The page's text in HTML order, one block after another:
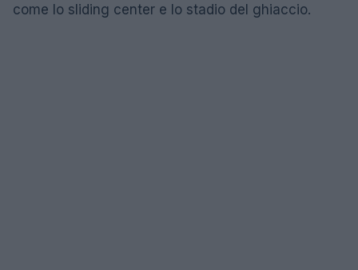
come lo sliding center e lo stadio del ghiaccio.